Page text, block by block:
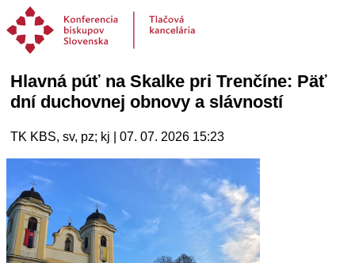
Hlavná púť na Skalke pri Trenčíne: Päť
dní duchovnej obnovy a slávností
TK KBS, sv, pz; kj | 07. 07. 2026 15:23